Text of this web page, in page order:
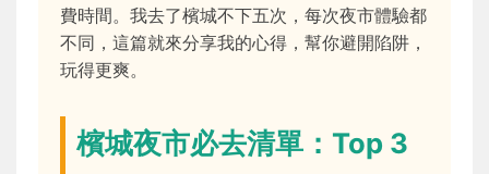
費時間。我去了檳城不下五次，每次夜市體驗都
不同，這篇就來分享我的心得，幫你避開陷阱，
玩得更爽。
檳城夜市必去清單：Top 3